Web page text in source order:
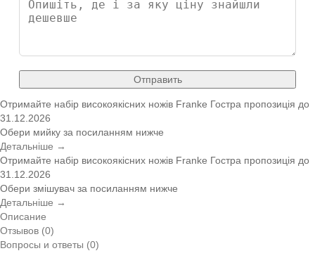
Отправить
Отримайте набір високоякісних ножів Franke Гостра пропозиція до
31.12.2026
Обери мийку за посиланням нижче
Детальніше →
Отримайте набір високоякісних ножів Franke Гостра пропозиція до
31.12.2026
Обери змішувач за посиланням нижче
Детальніше →
Описание
Отзывов (0)
Вопросы и ответы (0)